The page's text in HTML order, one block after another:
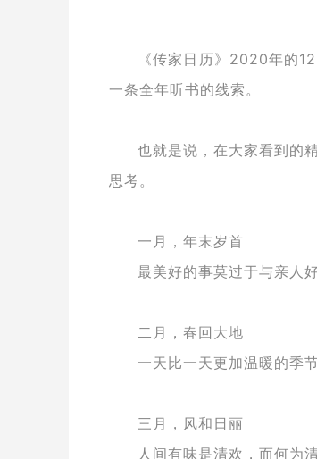
《传家日历》2020年的
一条全年听书的线索。
也就是说，在大家看到的
思考。
一月，年末岁首
最美好的事莫过于与亲人
二月，春回大地
一天比一天更加温暖的季节
三月，风和日丽
人间有味是清欢，而何为